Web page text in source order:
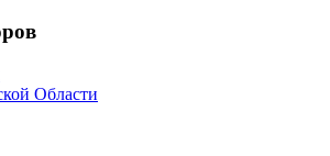
Области